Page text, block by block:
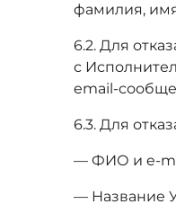
фамилия,
6.2. Для
с
email-
6.3. Для
— ФИО и e-
— Название